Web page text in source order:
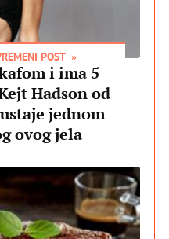
POST
i ima 5
Hadson od
jednom
ovog jela